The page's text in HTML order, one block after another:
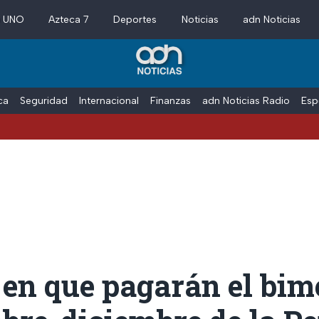
Azteca 7 Deportes Noticias adn Noticias
Seguridad Internacional Finanzas adn Noticias Radio
que pagarán el